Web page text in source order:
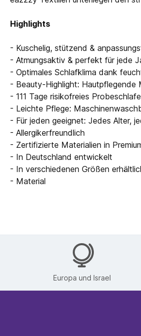
Highlights
- Kuschelig, stützend &
- Atmungsaktiv & perfekt für jede
- Optimales Schlafklima dank
- Beauty-Highlight: Hautpflegende
- 111 Tage risikofreies
- Leichte Pflege:
- Für jeden geeignet: Jedes Alter,
- Allergikerfreundlich
- Zertifizierte Materialien in
- In Deutschland entwickelt
- In verschiedenen Größen
- Material
Europa und Israel